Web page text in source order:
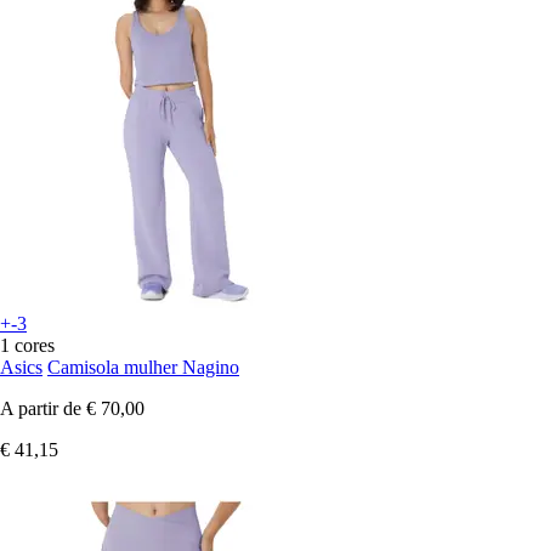
+-3
1 cores
Asics Camisola mulher Nagino
A partir de € 70,00
€ 41,15